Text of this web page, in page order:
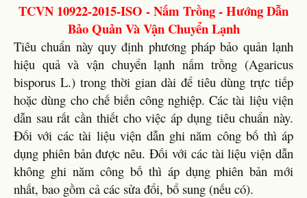
TCVN 10922-2015-ISO - Nấm Trồng - Hướng Dẫn
Bảo Quản Và Vận Chuyển Lạnh
Tiêu chuẩn này quy định phương pháp bảo quản lạnh
hiệu quả và vận chuyển lạnh nấm trồng (Agaricus
bisporus L.) trong thời gian dài để tiêu dùng trực tiếp
hoặc dùng cho chế biến công nghiệp. Các tài liệu viện
dẫn sau rất cần thiết cho việc áp dụng tiêu chuẩn này.
Đối với các tài liệu viện dẫn ghi năm công bố thì áp
dụng phiên bản được nêu. Đối với các tài liệu viện dẫn
không ghi năm công bố thì áp dụng phiên bản mới
nhất, bao gồm cả các sửa đổi, bổ sung (nếu có).